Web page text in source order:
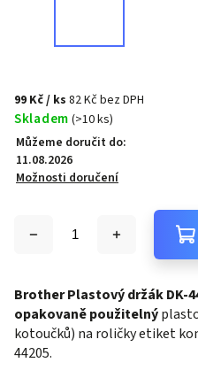
99 Kč/ ks 82 Kč bez DPH
Skladem (>10 ks)
Můžeme doručit do:
11.08.2026
Možnosti doručení
Brother Plastový držák DK-
opakovaně použitelný
kotoučků) na roličky etiket
44205.